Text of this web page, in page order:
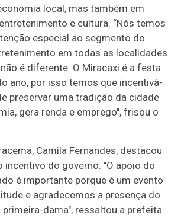
local, mas também em
e cultura. “Nós temos
especial ao segmento do
em todas as localidades
é diferente. O Miracaxi é a festa
ano, por isso temos que incentivá-
preservar uma tradição da cidade
gera renda e emprego", frisou o
Camila Fernandes, destacou
incentivo do governo. "O apoio do
é importante porque é um evento
e agradecemos a presença do
dama", ressaltou a prefeita.